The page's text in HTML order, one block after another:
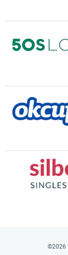
©2026